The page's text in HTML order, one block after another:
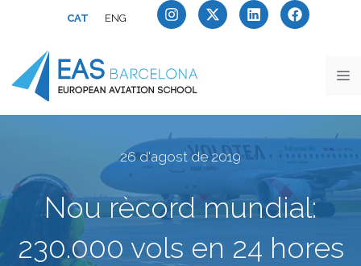
CAT ENG
26 d'agost de 2019
Nou rècord mundial:
230.000 vols en 24 hores